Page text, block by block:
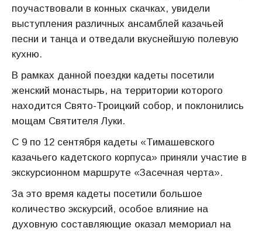
поучаствовали в конных скачках, увидели
выступления различных ансамблей казачьей
песни и танца и отведали вкуснейшую полевую
кухню.
В рамках данной поездки кадеты посетили
женский монастырь, на территории которого
находится Свято-Троицкий собор, и поклонились
мощам Святителя Луки.
С 9 по 12 сентября кадеты «Тимашевского
казачьего кадетского корпуса» приняли участие в
экскурсионном маршруте «Засечная черта».
За это время кадеты посетили большое
количество экскурсий, особое влияние на
духовную составляющие оказал мемориал на